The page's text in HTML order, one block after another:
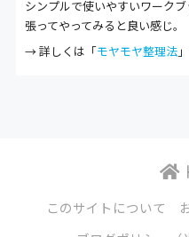
シンプルで使いやすいワーク
張ってやってみると良い感じ。
→ 詳しくは「モヤモヤ整理法
このサイトについて